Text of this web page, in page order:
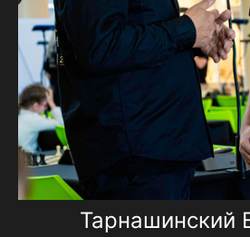
Тарнашинский